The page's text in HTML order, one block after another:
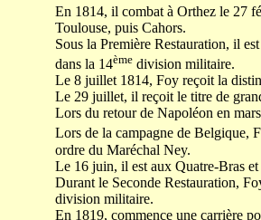
En 1814, il combat à Orthez le 27
Toulouse, puis Cahors.
Sous la Première Restauration, il
dans la 14ème division militaire.
Le 8 juillet 1814, Foy reçoit la
Le 29 juillet, il reçoit le titre de
Lors du retour de Napoléon en
Lors de la campagne de Belgique,
ordre du Maréchal Ney.
Le 16 juin, il est aux Quatre-Bras
Durant le Seconde Restauration,
division militaire.
En 1819, commence une carrière